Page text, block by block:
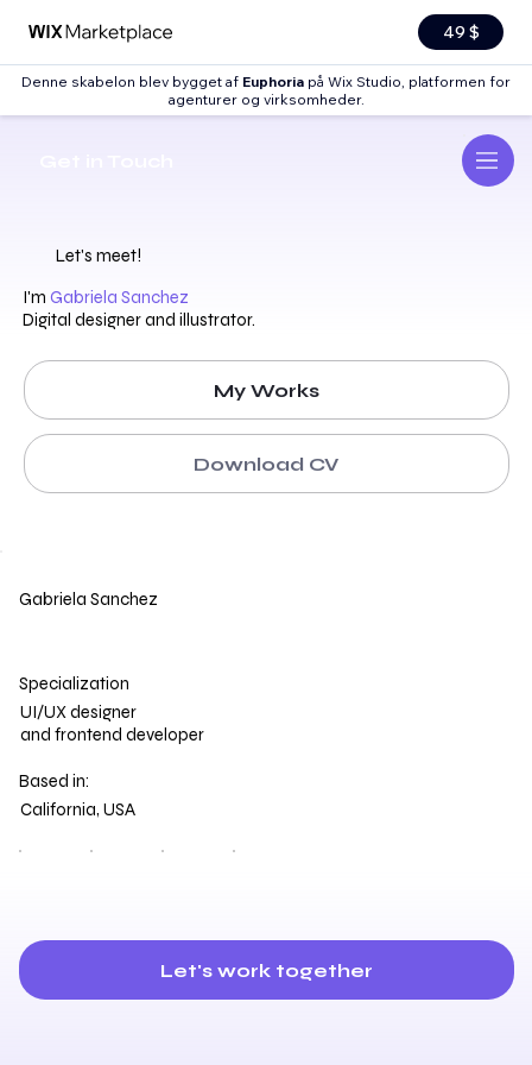
49 $
Denne skabelon blev bygget af Euphoria på Wix Studio, platformen for
agenturer og virksomheder.